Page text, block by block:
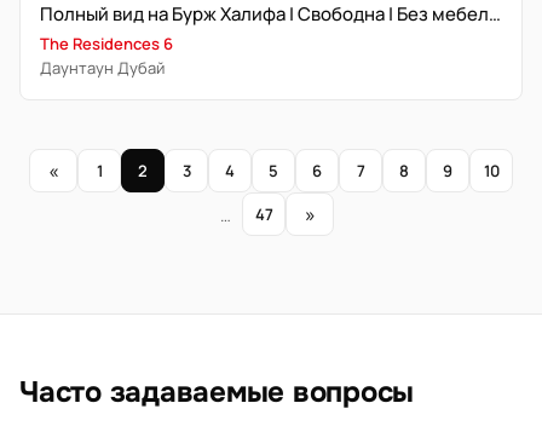
Полный вид на Бурж Халифа | Свободна | Без мебели | Высокий этаж
The Residences 6
Даунтаун Дубай
« 1 2 3 4 5 6 7 8 9 10
… 47 »
Часто задаваемые вопросы